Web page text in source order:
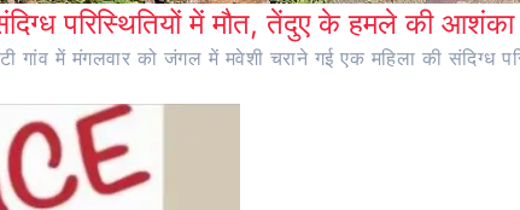
परिस्थितियों में मौत, तेंदुए के हमले की आशंका
गांव में मंगलवार को जंगल में मवेशी चराने गई एक महिला की संदिग्ध